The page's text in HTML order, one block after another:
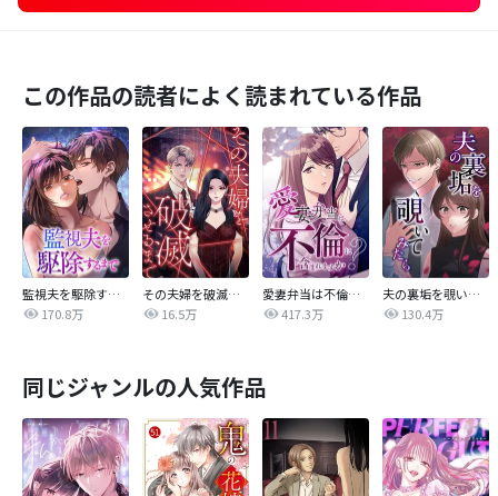
この作品の読者によく読まれている作品
監視夫を駆除するまで
170.8万
その夫婦を破滅させるまで
16.5万
愛妻弁当は不倫に含まれますか？
417.3万
夫の裏垢を覗いてみたら
130.4万
同じジャンルの人気作品